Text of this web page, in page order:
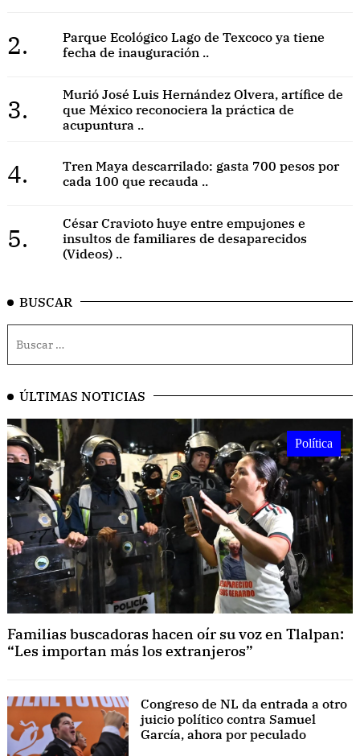
2.
Parque Ecológico Lago de Texcoco ya tiene
fecha de inauguración ..
3.
Murió José Luis Hernández Olvera, artífice de
que México reconociera la práctica de
acupuntura ..
4.
Tren Maya descarrilado: gasta 700 pesos por
cada 100 que recauda ..
5.
César Cravioto huye entre empujones e
insultos de familiares de desaparecidos
(Videos) ..
BUSCAR
ÚLTIMAS NOTICIAS
Política
Familias buscadoras hacen oír su voz en Tlalpan:
“Les importan más los extranjeros”
Congreso de NL da entrada a otro
juicio político contra Samuel
García, ahora por peculado